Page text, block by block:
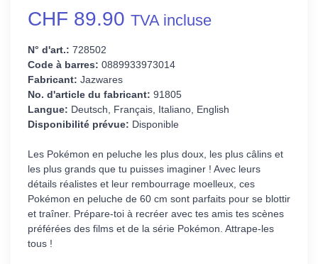
CHF 89.90 TVA incluse
N° d'art.: 728502
Code à barres: 0889933973014
Fabricant: Jazwares
No. d'article du fabricant: 91805
Langue: Deutsch, Français, Italiano, English
Disponibilité prévue: Disponible
Les Pokémon en peluche les plus doux, les plus câlins et
les plus grands que tu puisses imaginer ! Avec leurs
détails réalistes et leur rembourrage moelleux, ces
Pokémon en peluche de 60 cm sont parfaits pour se blottir
et traîner. Prépare-toi à recréer avec tes amis tes scènes
préférées des films et de la série Pokémon. Attrape-les
tous !